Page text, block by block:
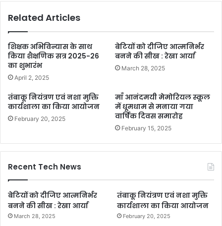
Related Articles
शिक्षक अभिविन्यास के साथ
किया शैक्षणिक सत्र 2025-26
का शुभारंभ
April 2, 2025
बेटियों को दीजिए आत्मनिर्भर
बनने की सीख : रेखा आर्या
March 28, 2025
तंबाकू नियंत्रण एवं नशा मुक्ति
कार्यशाला का किया आयोजन
February 20, 2025
माँ आनंदमयी मेमोरियल स्कूल
में धूमधाम से मनाया गया
वार्षिक दिवस समारोह
February 15, 2025
Recent Tech News
बेटियों को दीजिए आत्मनिर्भर
बनने की सीख : रेखा आर्या
March 28, 2025
तंबाकू नियंत्रण एवं नशा मुक्ति
कार्यशाला का किया आयोजन
February 20, 2025